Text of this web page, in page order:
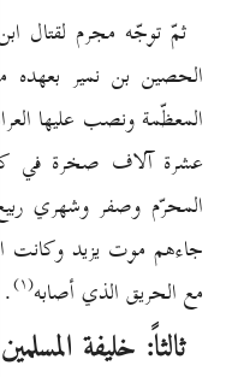
ثمّ توجّه مجرم لقتال
الحصين بن نمير
المعظّمة ونصب عليها
عشرة آلاف صخرة في كلّ
المحرّم وصفر وشهري
جاءهم موت يزيد وكانت
مع الحريق الذي أصابه(۱) .
ثالثاً: خليفة